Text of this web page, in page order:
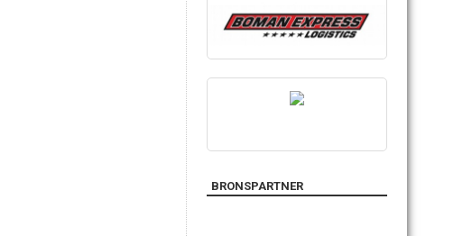
BRONSPARTNER